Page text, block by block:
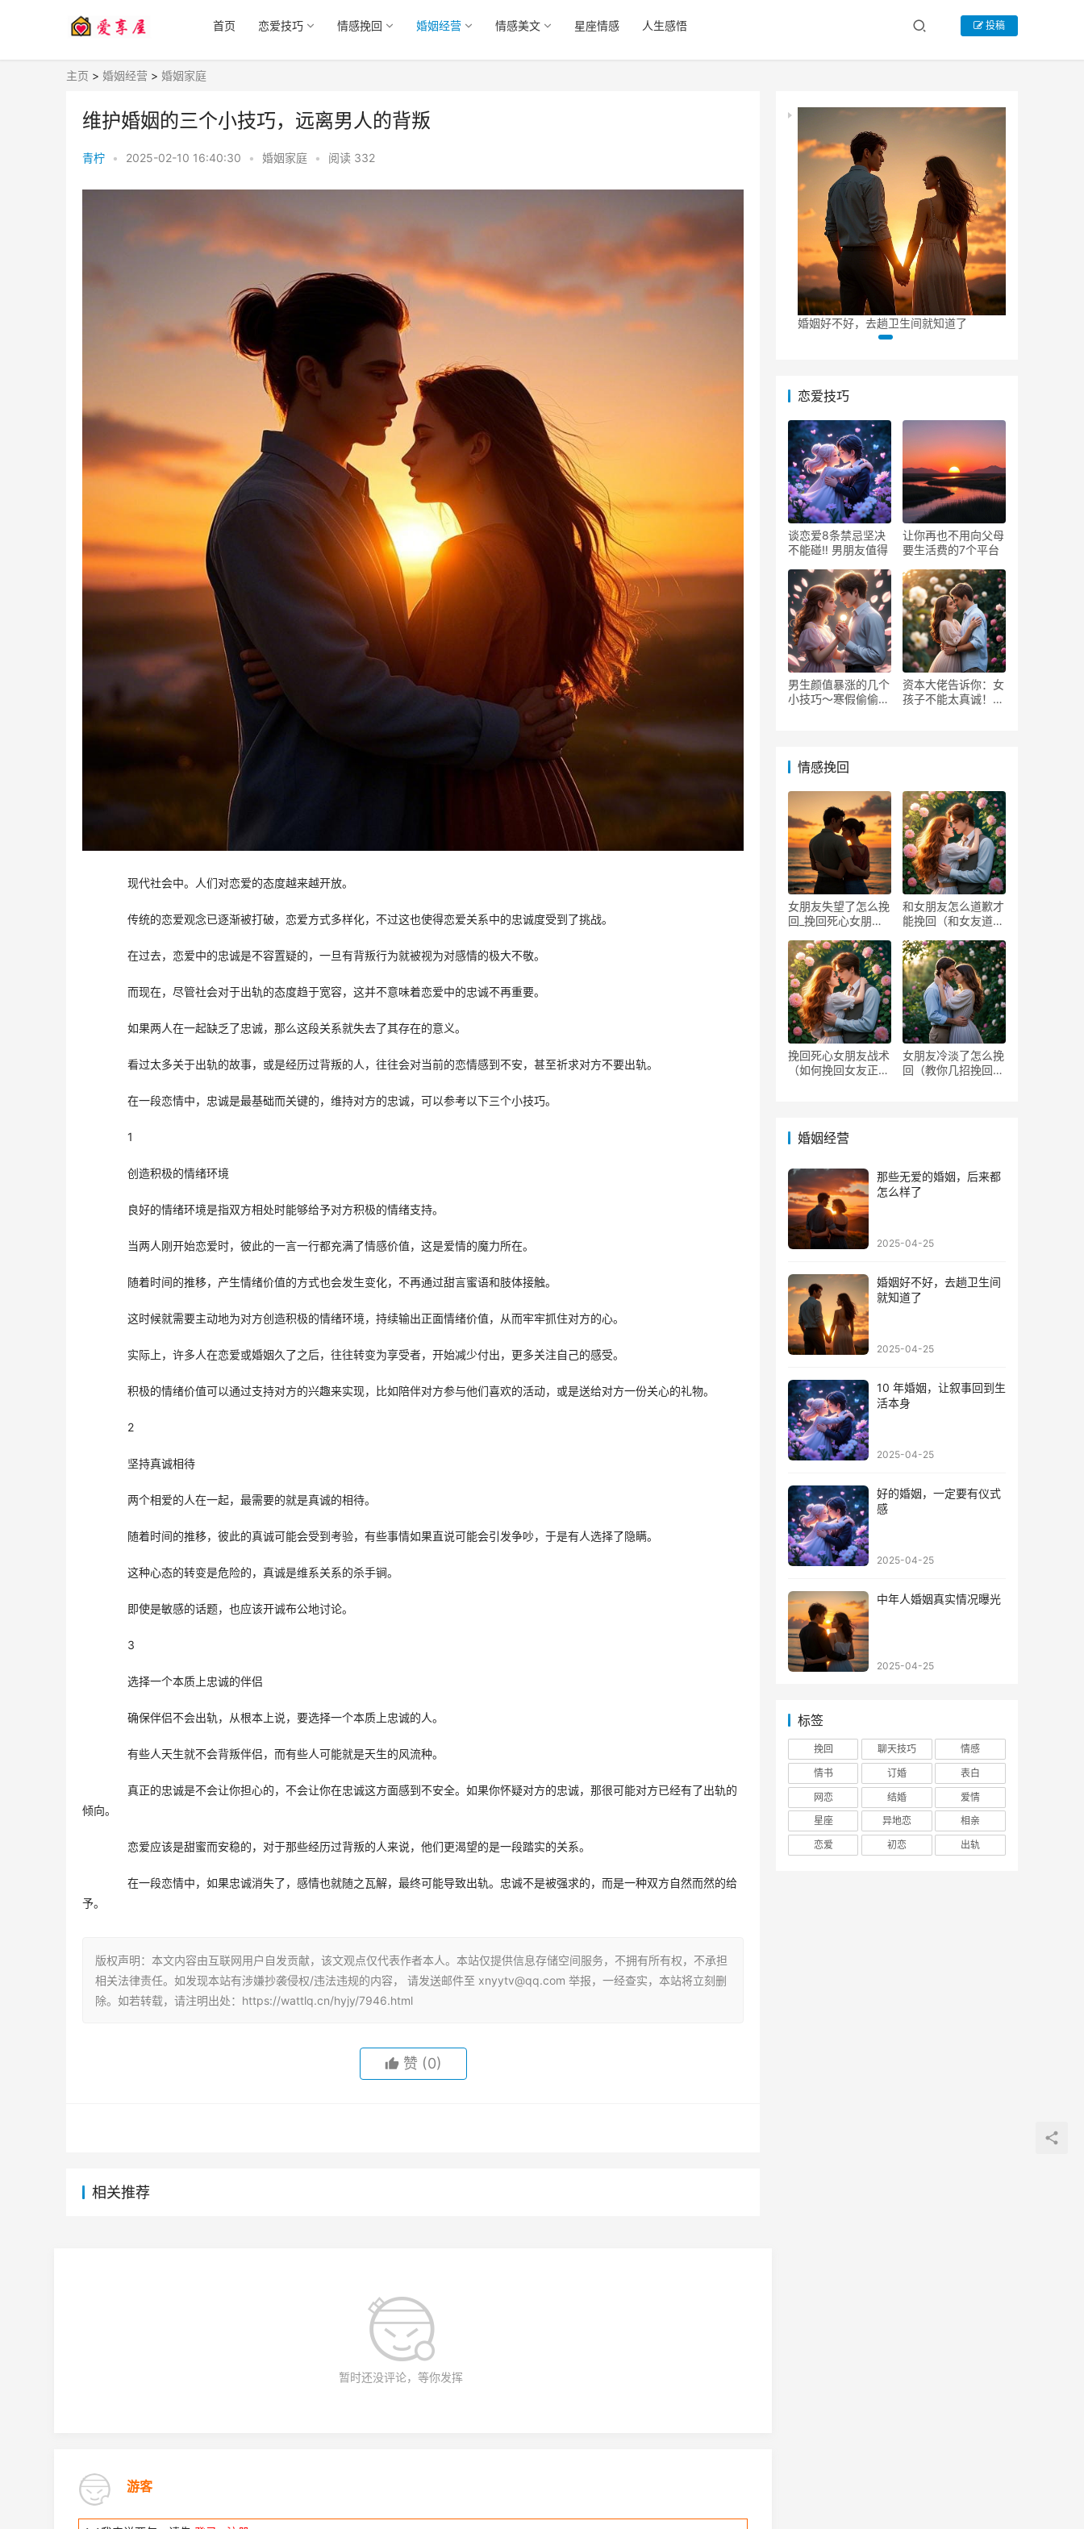
首页 恋爱技巧 情感挽回 婚姻经营 情感美文 星座情感 人生感悟 投稿
主页 > 婚姻经营 > 婚姻家庭
维护婚姻的三个小技巧，远离男人的背叛
青柠 • 2025-02-10 16:40:30 • 婚姻家庭 • 阅读 332
现代社会中。人们对恋爱的态度越来越开放。
传统的恋爱观念已逐渐被打破，恋爱方式多样化，不过这也使得恋爱关系中的忠诚度受到了挑战。
在过去，恋爱中的忠诚是不容置疑的，一旦有背叛行为就被视为对感情的极大不敬。
而现在，尽管社会对于出轨的态度趋于宽容，这并不意味着恋爱中的忠诚不再重要。
如果两人在一起缺乏了忠诚，那么这段关系就失去了其存在的意义。
看过太多关于出轨的故事，或是经历过背叛的人，往往会对当前的恋情感到不安，甚至祈求对方不要出轨。
在一段恋情中，忠诚是最基础而关键的，维持对方的忠诚，可以参考以下三个小技巧。
1
创造积极的情绪环境
良好的情绪环境是指双方相处时能够给予对方积极的情绪支持。
当两人刚开始恋爱时，彼此的一言一行都充满了情感价值，这是爱情的魔力所在。
随着时间的推移，产生情绪价值的方式也会发生变化，不再通过甜言蜜语和肢体接触。
这时候就需要主动地为对方创造积极的情绪环境，持续输出正面情绪价值，从而牢牢抓住对方的心。
实际上，许多人在恋爱或婚姻久了之后，往往转变为享受者，开始减少付出，更多关注自己的感受。
积极的情绪价值可以通过支持对方的兴趣来实现，比如陪伴对方参与他们喜欢的活动，或是送给对方一份关心的礼物。
2
坚持真诚相待
两个相爱的人在一起，最需要的就是真诚的相待。
随着时间的推移，彼此的真诚可能会受到考验，有些事情如果直说可能会引发争吵，于是有人选择了隐瞒。
这种心态的转变是危险的，真诚是维系关系的杀手锏。
即使是敏感的话题，也应该开诚布公地讨论。
3
选择一个本质上忠诚的伴侣
确保伴侣不会出轨，从根本上说，要选择一个本质上忠诚的人。
有些人天生就不会背叛伴侣，而有些人可能就是天生的风流种。
真正的忠诚是不会让你担心的，不会让你在忠诚这方面感到不安全。如果你怀疑对方的忠诚，那很可能对方已经有了出轨的
倾向。
恋爱应该是甜蜜而安稳的，对于那些经历过背叛的人来说，他们更渴望的是一段踏实的关系。
在一段恋情中，如果忠诚消失了，感情也就随之瓦解，最终可能导致出轨。忠诚不是被强求的，而是一种双方自然而然的给
予。
版权声明：本文内容由互联网用户自发贡献，该文观点仅代表作者本人。本站仅提供信息存储空间服务，不拥有所有权，不承担
相关法律责任。如发现本站有涉嫌抄袭侵权/违法违规的内容， 请发送邮件至 xnyytv@qq.com 举报，一经查实，本站将立刻删
除。如若转载，请注明出处：https://wattlq.cn/hyjy/7946.html
赞 (0)
相关推荐
暂时还没评论，等你发挥
游客
中年人婚姻真实情况曝光 那些无爱的婚姻，后来都怎么样了 婚姻好不好，去趟卫生间就知道了
恋爱技巧
谈恋爱8条禁忌坚决
不能碰‼️ 男朋友值得
让你再也不用向父母
要生活费的7个平台
男生颜值暴涨的几个
小技巧～寒假偷偷逆
资本大佬告诉你：女
孩子不能太真诚！大
情感挽回
女朋友失望了怎么挽
回_挽回死心女朋友
和女朋友怎么道歉才
能挽回（和女友道歉
挽回死心女朋友战术
（如何挽回女友正确
女朋友冷淡了怎么挽
回（教你几招挽回她
婚姻经营
那些无爱的婚姻，后来都
怎么样了
2025-04-25
婚姻好不好，去趟卫生间
就知道了
2025-04-25
10 年婚姻，让叙事回到生
活本身
2025-04-25
好的婚姻，一定要有仪式
感
2025-04-25
中年人婚姻真实情况曝光
2025-04-25
标签
挽回 聊天技巧
情感
情书
订婚
表白
网恋
结婚
爱情
星座
异地恋
相亲
恋爱
初恋 出轨